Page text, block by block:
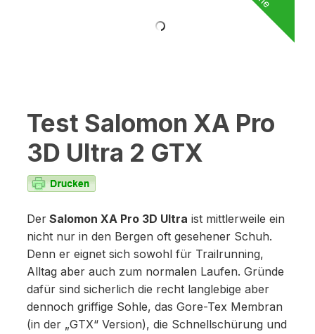
Test Salomon XA Pro
3D Ultra 2 GTX
DerSalomon XA Pro 3D Ultra ist mittlerweile ein
nicht nur in den Bergen oft gesehener Schuh.
Denn er eignet sich sowohl für Trailrunning,
Alltag aber auch zum normalen Laufen. Gründe
dafür sind sicherlich die recht langlebige aber
dennoch griffige Sohle, das Gore-Tex Membran
(in der „GTX“ Version), die Schnellschürung und